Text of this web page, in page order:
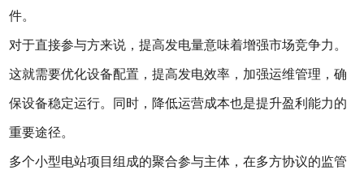
件。
对于直接参与方来说，提高发电量意味着增强市场竞争力。
这就需要优化设备配置，提高发电效率，加强运维管理，确
保设备稳定运行。同时，降低运营成本也是提升盈利能力的
重要途径。
多个小型电站项目组成的聚合参与主体，在多方协议的监管